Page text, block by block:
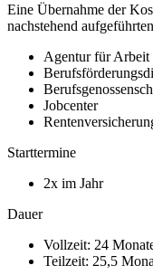
Eine Übernahme der
nachstehend
Agentur für Arbeit
Jobcenter
Starttermine
2x im Jahr
Dauer
Vollzeit: 24
Teilzeit: 25,5